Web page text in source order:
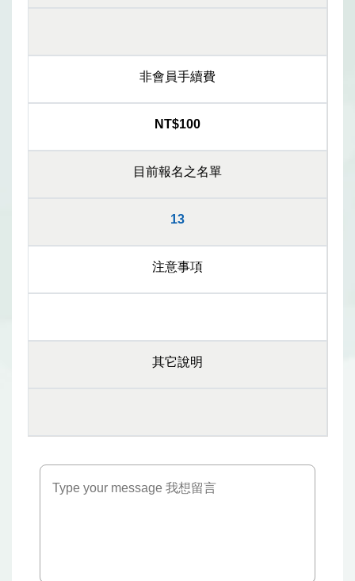
非會員手續費
NT$100
目前報名之名單
13
注意事項
其它說明